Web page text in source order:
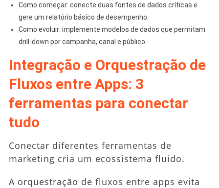
Como começar: conecte duas fontes de dados críticas e
gere um relatório básico de desempenho.
Como evoluir: implemente modelos de dados que permitam
drill-down por campanha, canal e público.
Integração e Orquestração de
Fluxos entre Apps: 3
ferramentas para conectar
tudo
Conectar diferentes ferramentas de
marketing cria um ecossistema fluido.
A orquestração de fluxos entre apps evita